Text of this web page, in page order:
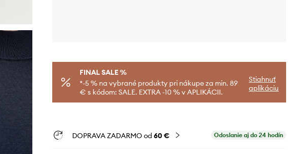
FINAL SALE %
*-5 % na vybrané produkty pri nákupe za min. 89
€ s kódom: SALE. EXTRA -10 % v APLIKÁCII.
Stiahnuť
aplikáciu
DOPRAVA ZADARMO od 60 € Odoslanie aj do 24 hodín